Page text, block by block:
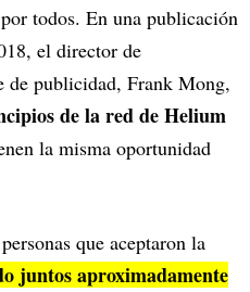
todos. En una publicación
el director de
de publicidad, Frank Mong,
de la red de Helium
la misma oportunidad
que aceptaron la
juntos aproximadamente